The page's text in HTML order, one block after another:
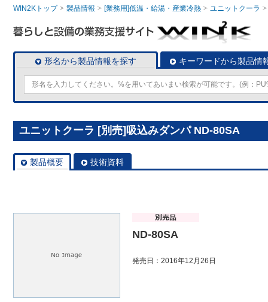
WIN2Kトップ 製品情報 [業務用]低温・給湯・産業冷熱 ユニットクーラ
形名から製品情報を探す キーワードから製品情
ユニットクーラ [別売]吸込みダンパ ND-80SA
製品概要 技術資料
ND-80SA
発売日：2016年12月26日